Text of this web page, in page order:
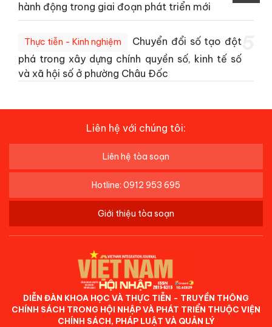
hành động trong giai đoạn phát triển mới
Thực tiễn - Kinh nghiệm
Chuyển đổi số tạo đột
phá trong xây dựng chính quyền số, kinh tế số
và xã hội số ở phường Châu Đốc
Liên hệ với chúng tôi:
Liên hệ tòa soạn
Hotline: 0912 953 695
Giới thiệu tòa soạn
DIỄN ĐÀN KHOA HỌC VÀ THỰC TIỄN - TRUYỀN THÔNG
CHÍNH SÁCH TRONG HỘI NHẬP VÀ PHÁT TRIỂN THUỘC VIỆN
CHÍNH SÁCH, PHÁP LUẬT VÀ QUẢN LÝ